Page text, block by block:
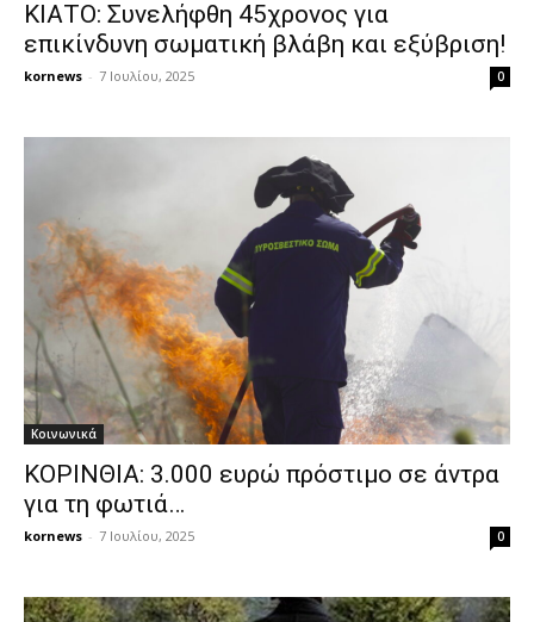
ΚΙΑΤΟ: Συνελήφθη 45χρονος για
επικίνδυνη σωματική βλάβη και εξύβριση!
kornews - 7 Ιουλίου, 2025 0
Κοινωνικά
ΚΟΡΙΝΘΙΑ: 3.000 ευρώ πρόστιμο σε άντρα
για τη φωτιά…
kornews - 7 Ιουλίου, 2025 0